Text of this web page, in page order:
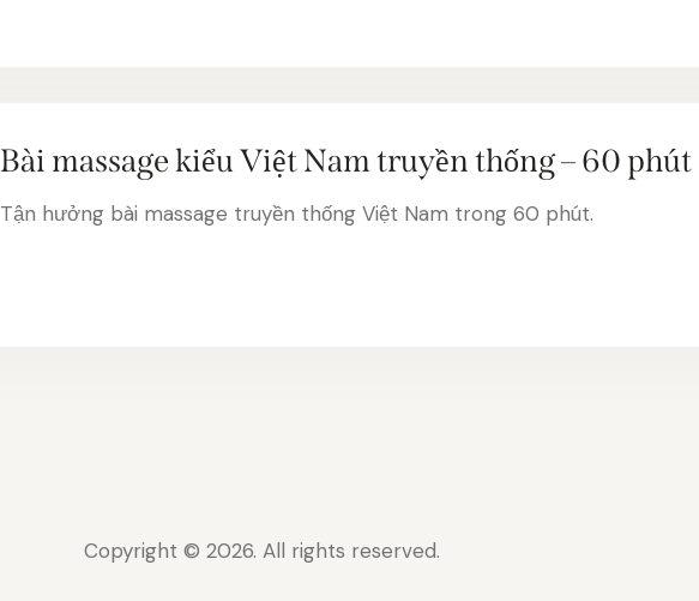
Bài massage kiểu Việt Nam truyền thống – 60 phút
Tận hưởng bài massage truyền thống Việt Nam trong 60 phút.
Copyright © 2026. All rights reserved.